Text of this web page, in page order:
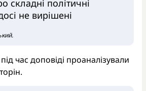
складні політичні
не вирішені
час доповіді проаналізували